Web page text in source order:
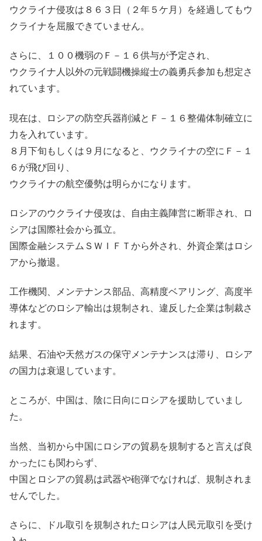
ウクライナ侵攻は８６３日（２年５ケ月）を経過してもウ
クライナを屈服できていません。
さらに、１００機弱のＦ－１６供与が予定され、
ウクライナ人以外の元戦闘機操縦士の義勇兵参加も想定さ
れています。
現在は、ロシアの防空兵器削減とＦ－１６整備体制確立に
力を入れています。
８月下旬もしくは９月になると、ウクライナの空にＦ－１
６が飛び回り、
ウクライナの航空優勢は明らかになります。
ロシアのウクライナ侵攻は、自由主義陣営に断罪され、ロ
シアは国際社会から孤立。
国際金融システムＳＷＩＦＴから外され、外資企業はロシ
アから撤退。
工作機関、メンテナンス部品、高精度ベアリング、高度半
導体などのロシア輸出は規制され、違反した企業は制裁さ
れます。
結果、石油や天然ガスの保守メンテナンスは滞り、ロシア
の国力は衰退しています。
ところが、中国は、陰に日向にロシアを援助していまし
た。
当然、当初から中国にロシアの貿易を規制すると言えば良
かったにも関わらず、
中国とロシアの貿易は武器や砲弾でなければ、規制されま
せんでした。
さらに、ドル取引を規制されたロシアは人民元取引を受け